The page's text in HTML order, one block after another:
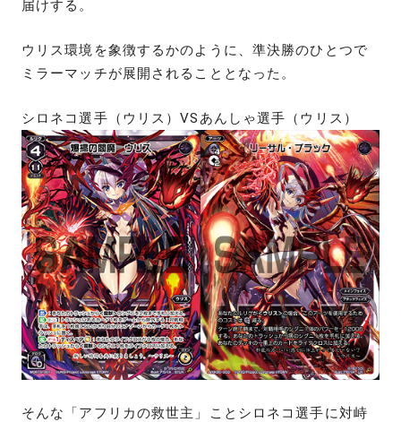
届けする。
ウリス環境を象徴するかのように、準決勝のひとつで
ミラーマッチが展開されることとなった。
シロネコ選手（ウリス）VSあんしゃ選手（ウリス）
そんな「アフリカの救世主」ことシロネコ選手に対峙